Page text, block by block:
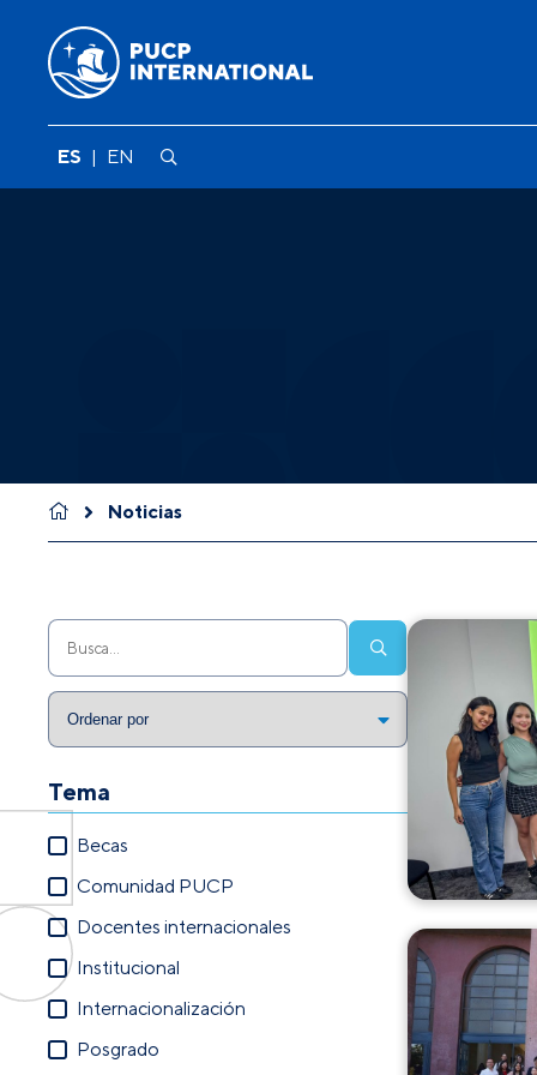
ES | EN
Noticias
Tema
Becas
Comunidad PUCP
Docentes internacionales
Institucional
Internacionalización
Posgrado